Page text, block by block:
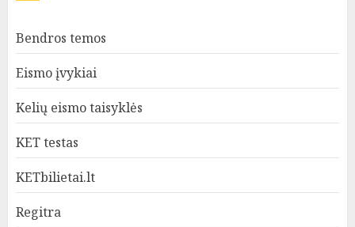
Bendros temos
Eismo įvykiai
Kelių eismo taisyklės
KET testas
KETbilietai.lt
Regitra